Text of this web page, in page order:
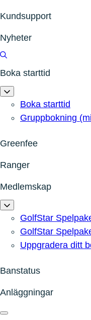
Kundsupport
Nyheter
Boka starttid
Boka starttid
Gruppbokning
Greenfee
Ranger
Medlemskap
GolfStar
GolfStar
Uppgradera ditt
Banstatus
Anläggningar